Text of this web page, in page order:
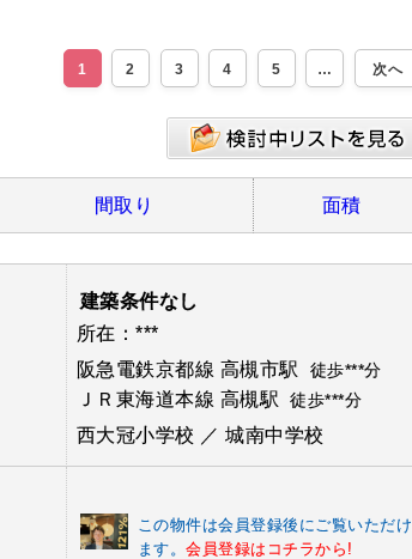
1 2 3 4 5
間取り 面積
建築条件なし
所在：***
阪急電鉄京都線 高槻市駅
徒歩***分
ＪＲ東海道本線 高槻駅 徒歩***分
西大冠小学校 ／ 城南中学校
この物件は会員登録後にご覧いただけ
ます。会員登録はコチラから!